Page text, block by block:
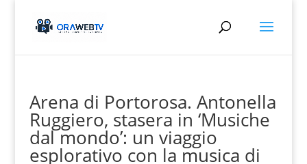
Arena di Portorosa. Antonella
Ruggiero, stasera in ‘Musiche
dal mondo’: un viaggio
esplorativo con la musica di